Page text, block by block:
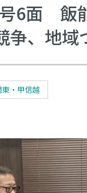
6面 飯
争、地域
東・甲信越